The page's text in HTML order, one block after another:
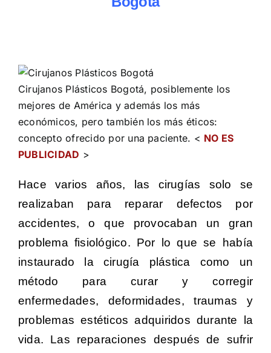
Cirujanos Plásticos Bogotá, posiblemente los
mejores de América y además los más
económicos, pero también los más éticos:
concepto ofrecido por una paciente. < NO ES
PUBLICIDAD >
Hace varios años, las cirugías solo se
realizaban para reparar defectos por
accidentes, o que provocaban un gran
problema fisiológico. Por lo que se había
instaurado la cirugía plástica como un
método para curar y corregir
enfermedades, deformidades, traumas y
problemas estéticos adquiridos durante la
vida. Las reparaciones después de sufrir